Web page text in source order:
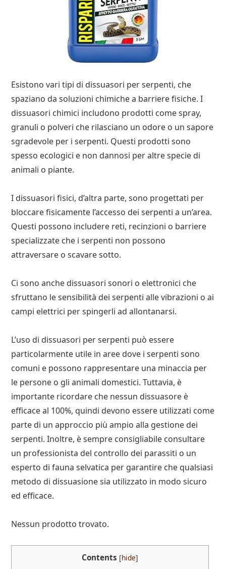
Esistono vari tipi di dissuasori per serpenti, che
spaziano da soluzioni chimiche a barriere fisiche. I
dissuasori chimici includono prodotti come spray,
granuli o polveri che rilasciano un odore o un sapore
sgradevole per i serpenti. Questi prodotti sono
spesso ecologici e non dannosi per altre specie di
animali o piante.
I dissuasori fisici, d’altra parte, sono progettati per
bloccare fisicamente l’accesso dei serpenti a un’area.
Questi possono includere reti, recinzioni o barriere
specializzate che i serpenti non possono
attraversare o scavare sotto.
Ci sono anche dissuasori sonori o elettronici che
sfruttano le sensibilità dei serpenti alle vibrazioni o ai
campi elettrici per spingerli ad allontanarsi.
L’uso di dissuasori per serpenti può essere
particolarmente utile in aree dove i serpenti sono
comuni e possono rappresentare una minaccia per
le persone o gli animali domestici. Tuttavia, è
importante ricordare che nessun dissuasore è
efficace al 100%, quindi devono essere utilizzati come
parte di un approccio più ampio alla gestione dei
serpenti. Inoltre, è sempre consigliabile consultare
un professionista del controllo dei parassiti o un
esperto di fauna selvatica per garantire che qualsiasi
metodo di dissuasione sia utilizzato in modo sicuro
ed efficace.
Nessun prodotto trovato.
Contents [hide]